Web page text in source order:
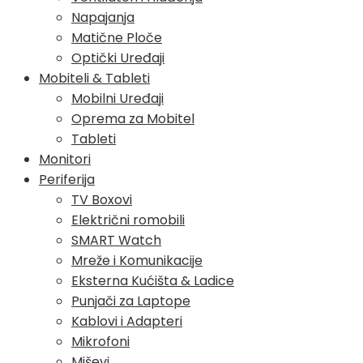
Napajanja
Matične Ploče
Optički Uređaji
Mobiteli & Tableti
Mobilni Uređaji
Oprema za Mobitel
Tableti
Monitori
Periferija
TV Boxovi
Električni romobili
SMART Watch
Mreže i Komunikacije
Eksterna Kućišta & Ladice
Punjači za Laptope
Kablovi i Adapteri
Mikrofoni